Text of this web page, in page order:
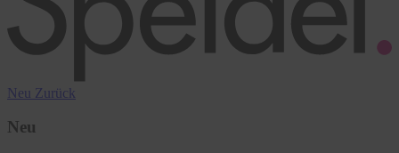
Neu Zurück
Neu